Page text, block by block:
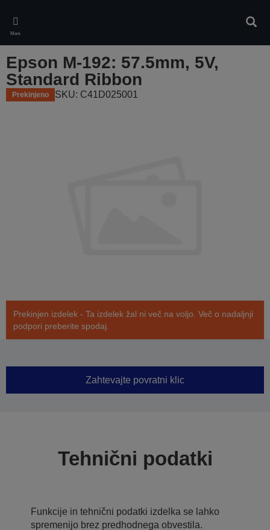
main
content
Meni
Epson M-192: 57.5mm, 5V,
Standard Ribbon
Prekinjeno SKU: C41D025001
Prekinjen izdelek - Ta izdelek žal ni več na voljo. Več o nadaljnji
podpori preberite spodaj.
Zahtevajte povratni klic
Tehnični podatki
Funkcije in tehnični podatki izdelka se lahko
spremenijo brez predhodnega obvestila.